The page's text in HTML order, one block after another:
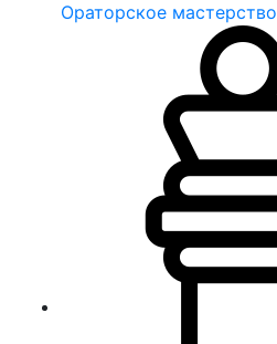
Ораторское мастерство